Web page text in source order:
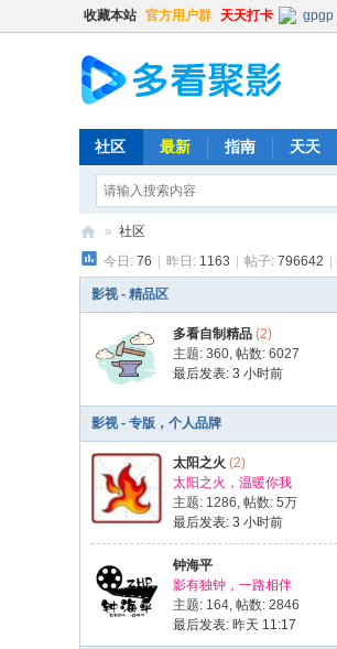
收藏本站 官方用户群 天天打卡 gpgp
gpgp
gpgp
gpgp
gpgp
社区 最新 指南 天天
多
看
影
» 社区
今日: 76 昨日: 1163 帖子: 796642
影视 - 精品区
多看自制精品 (2)
主题: 360, 帖数: 6027
最后发表: 3 小时前
影视 - 专版，个人品牌
太阳之火 (2)
太阳之火，温暖你我
主题: 1286, 帖数: 5万
最后发表: 3 小时前
钟海平
影有独钟，一路相伴
主题: 164, 帖数: 2846
最后发表: 昨天 11:17